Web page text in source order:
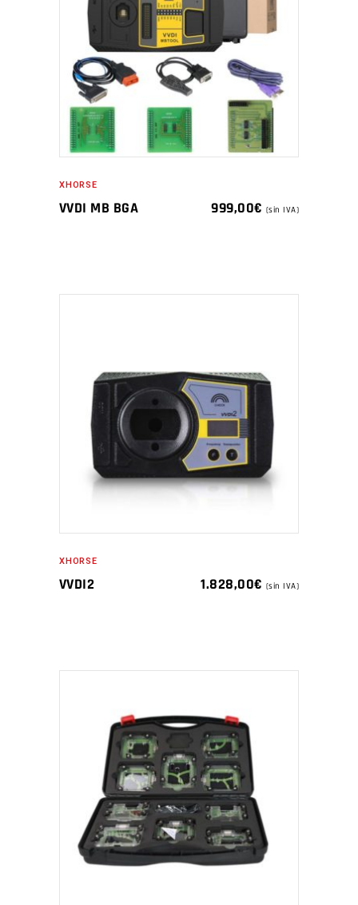
XHORSE
VVDI MB BGA 999,00€ (sin IVA)
XHORSE
VVDI2 1.828,00€ (sin IVA)